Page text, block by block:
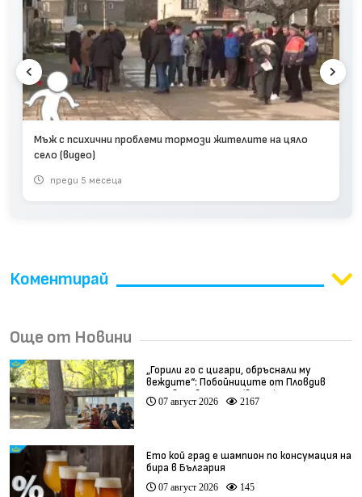
Мъж с психични проблеми тормози жителите на цяло
село (видео)
преди 5 месеца
Коментирай
Още от Новини
„Горили го с цигари, обръснали му
веждите“: Побойниците от Пловдив
остават в ареста (видео)
07 август 2026 2167
Ето кой град е шампион по консумация на
бира в България
07 август 2026 145